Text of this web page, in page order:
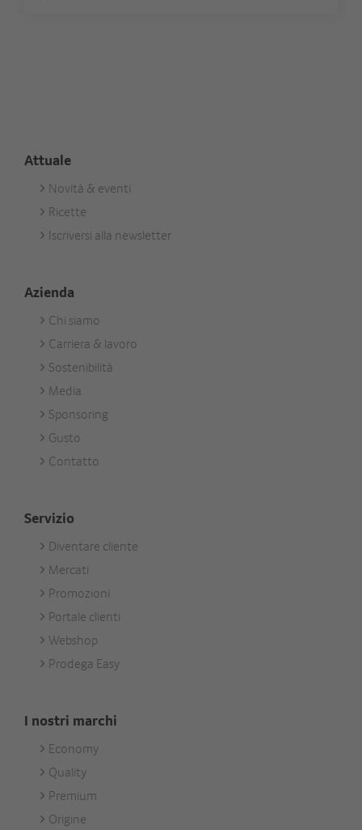
Attuale
Footer
Aktuell
Novità & eventi
Ricette
Iscriversi alla newsletter
Azienda
Footer
Unternehmen
Chi siamo
Carriera & lavoro
Sostenibilità
Media
Sponsoring
Gusto
Contatto
Servizio
Footer
Services
Diventare cliente
Mercati
Promozioni
Portale clienti
Webshop
Prodega Easy
I nostri marchi
Footer
Unsere
Marken
Economy
Quality
Premium
Origine